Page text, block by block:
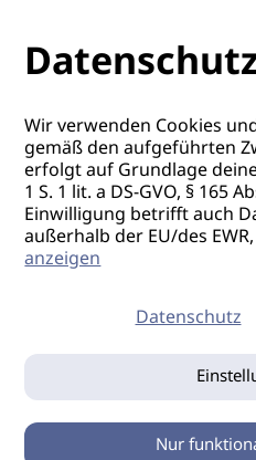
Wir verwenden Cookies
gemäß den aufgeführten
erfolgt auf Grundlage
1 S. 1 lit. a DS-GVO, § 165
Einwilligung betrifft auch
außerhalb der EU/des
anzeigen
Datenschutz
Nur